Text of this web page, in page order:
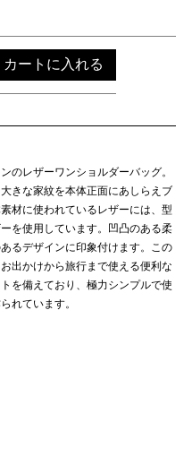
カートに入れる
のレザーワンショルダーバッグ。
きな家紋を本体正面にあしらえブ
材に使われているレザーには、型
を使用しています。凹凸のある柔
るデザインに印象付けます。この
出かけから旅行まで使える便利な
を備えており、極力シンプルで使
れています。